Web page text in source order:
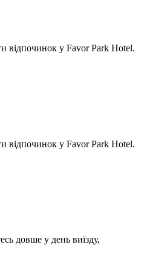
відпочинок у Favor Park Hotel.
відпочинок у Favor Park Hotel.
довше у день виїзду,